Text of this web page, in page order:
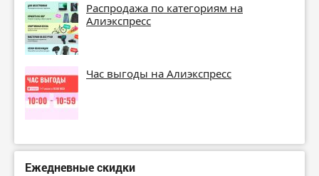
Распродажа по категориям на
Алиэкспресс
Час выгоды на Алиэкспресс
Ежедневные скидки